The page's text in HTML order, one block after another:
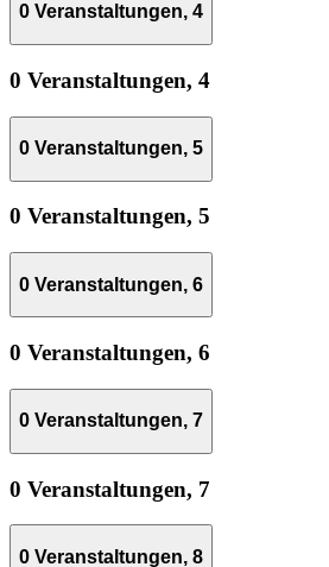
0 Veranstaltungen, 4
0 Veranstaltungen, 4
0 Veranstaltungen, 5
0 Veranstaltungen, 5
0 Veranstaltungen, 6
0 Veranstaltungen, 6
0 Veranstaltungen, 7
0 Veranstaltungen, 7
0 Veranstaltungen, 8